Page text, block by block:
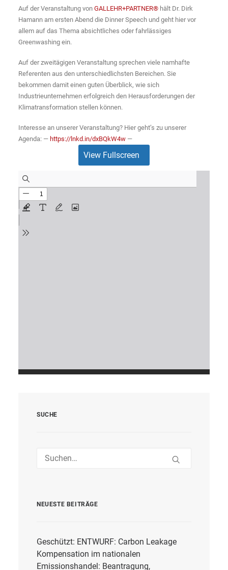
Auf der Veranstaltung von GALLEHR+PARTNER® hält Dr. Dirk
Hamann am ersten Abend die Dinner Speech und geht hier vor
allem auf das Thema absichtliches oder fahrlässiges
Greenwashing ein.
Auf der zweitägigen Veranstaltung sprechen viele namhafte
Referenten aus den unterschiedlichsten Bereichen. Sie
bekommen damit einen guten Überblick, wie sich
Industrieunternehmen erfolgreich den Herausforderungen der
Klimatransformation stellen können.
Interesse an unserer Veranstaltung? Hier geht’s zu unserer
Agenda: — https://lnkd.in/dxBQkW4w —
View Fullscreen
SUCHE
NEUESTE BEITRÄGE
Geschützt: ENTWURF: Carbon Leakage
Kompensation im nationalen
Emissionshandel: Beantragung,